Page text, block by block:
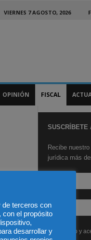
VIERNES 7 AGOSTO, 2026
OPINIÓN FISCAL
SUSCRÍBETE
Recibe
jurídica más
He leído y
de terceros con
con el propósito
desarrollar y